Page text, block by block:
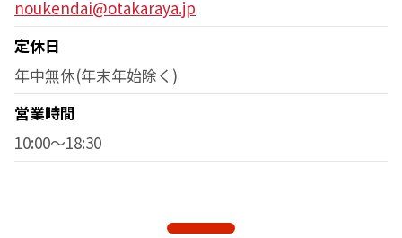
noukendai@otakaraya.jp
定休日
年中無休(年末年始除く)
営業時間
10:00～18:30